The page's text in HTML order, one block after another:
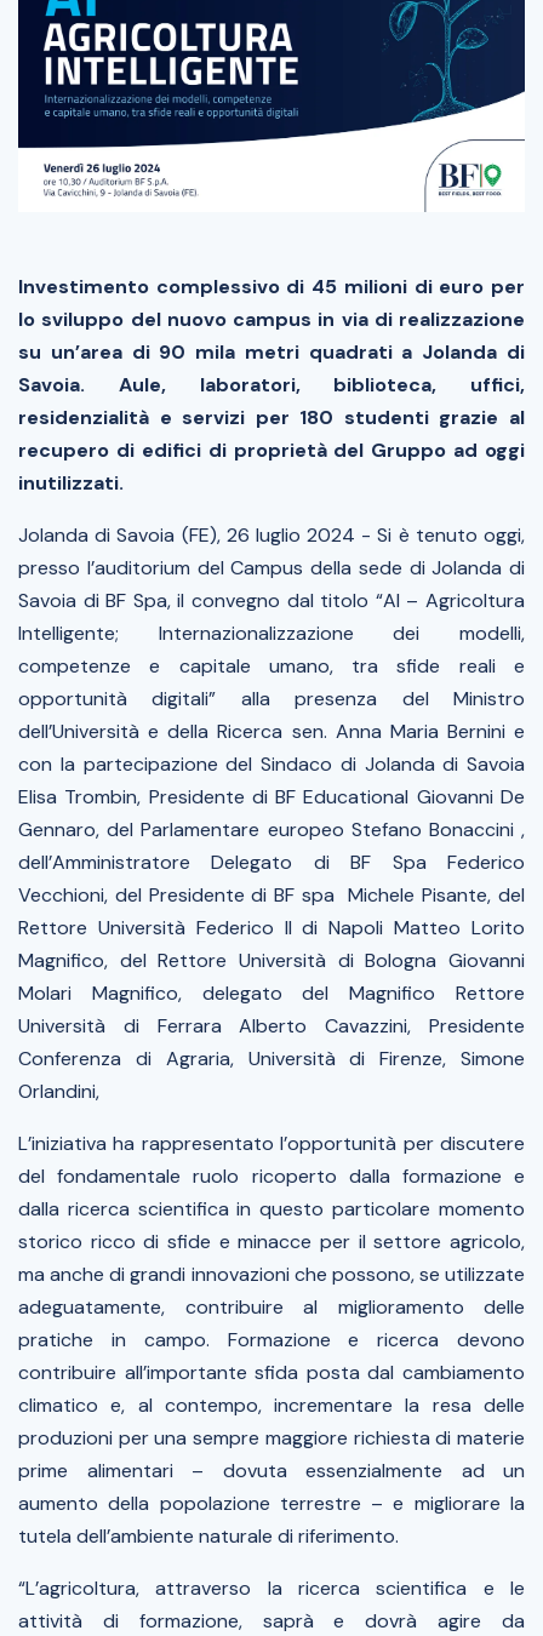
Investimento complessivo di 45 milioni di euro per
lo sviluppo del nuovo campus in via di realizzazione
su un’area di 90 mila metri quadrati a Jolanda di
Savoia. Aule, laboratori, biblioteca, uffici,
residenzialità e servizi per 180 studenti grazie al
recupero di edifici di proprietà del Gruppo ad oggi
inutilizzati.
Jolanda di Savoia (FE), 26 luglio 2024 - Si è tenuto oggi,
presso l’auditorium del Campus della sede di Jolanda di
Savoia di BF Spa, il convegno dal titolo “AI – Agricoltura
Intelligente; Internazionalizzazione dei modelli,
competenze e capitale umano, tra sfide reali e
opportunità digitali” alla presenza del Ministro
dell’Università e della Ricerca sen. Anna Maria Bernini e
con la partecipazione del Sindaco di Jolanda di Savoia
Elisa Trombin, Presidente di BF Educational Giovanni De
Gennaro, del Parlamentare europeo Stefano Bonaccini ,
dell’Amministratore Delegato di BF Spa Federico
Vecchioni, del Presidente di BF spa Michele Pisante, del
Rettore Università Federico II di Napoli Matteo Lorito
Magnifico, del Rettore Università di Bologna Giovanni
Molari Magnifico, delegato del Magnifico Rettore
Università di Ferrara Alberto Cavazzini, Presidente
Conferenza di Agraria, Università di Firenze, Simone
Orlandini,
L’iniziativa ha rappresentato l’opportunità per discutere
del fondamentale ruolo ricoperto dalla formazione e
dalla ricerca scientifica in questo particolare momento
storico ricco di sfide e minacce per il settore agricolo,
ma anche di grandi innovazioni che possono, se utilizzate
adeguatamente, contribuire al miglioramento delle
pratiche in campo. Formazione e ricerca devono
contribuire all’importante sfida posta dal cambiamento
climatico e, al contempo, incrementare la resa delle
produzioni per una sempre maggiore richiesta di materie
prime alimentari – dovuta essenzialmente ad un
aumento della popolazione terrestre – e migliorare la
tutela dell’ambiente naturale di riferimento.
“L’agricoltura, attraverso la ricerca scientifica e le
attività di formazione, saprà e dovrà agire da